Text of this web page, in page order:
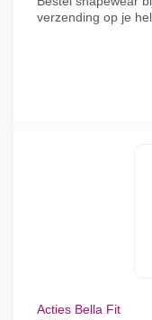
verzending op je
Acties Bella Fit